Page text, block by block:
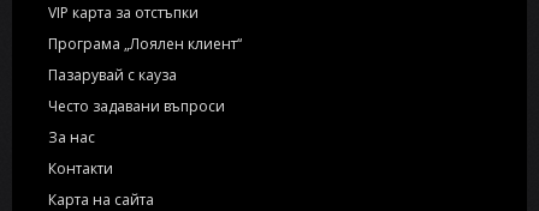
VIP карта за отстъпки
Програма „Лоялен клиент“
Пазарувай с кауза
Често задавани въпроси
За нас
Контакти
Карта на сайта